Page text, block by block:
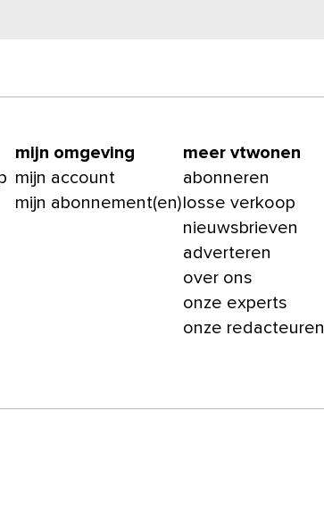
mijn omgeving
mijn account
mijn abonnement(en)
meer vtwonen
abonneren
losse verkoop
nieuwsbrieven
adverteren
over ons
onze experts
onze redacteuren